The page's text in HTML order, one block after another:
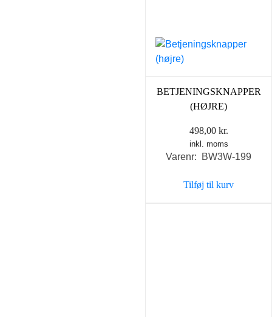
BETJENINGSKNAPPER
(HØJRE)
498,00 kr.
inkl. moms
Varenr: BW3W-199
Tilføj til kurv